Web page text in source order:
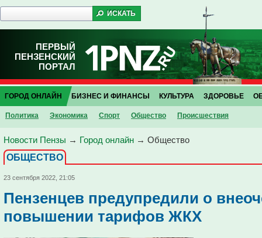
ПЕРВЫЙ
ПЕНЗЕНСКИЙ
ПОРТАЛ
ГОРОД ОНЛАЙН
Политика Экономика Спорт Общество Проиcшествия
БИЗНЕС И ФИНАНСЫ КУЛЬТУРА ЗДОРОВЬЕ
Новости Пензы → Город онлайн → Общество
ОБЩЕСТВО
23 сентября 2022, 21:05
Пензенцев предупредили о
повышении тарифов ЖКХ